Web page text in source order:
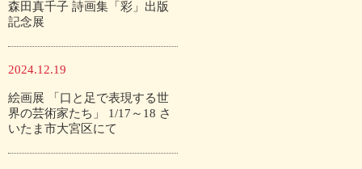
森田真千子 詩画集「彩」出版
記念展
2024.12.19
絵画展 「口と足で表現する世
界の芸術家たち」 1/17～18 さ
いたま市大宮区にて